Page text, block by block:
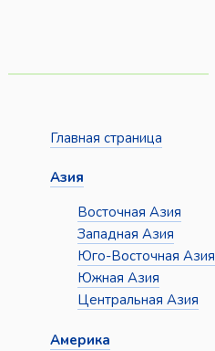
Главная страница
Азия
Восточная Азия
Западная Азия
Юго-Восточная Азия
Южная Азия
Центральная Азия
Америка